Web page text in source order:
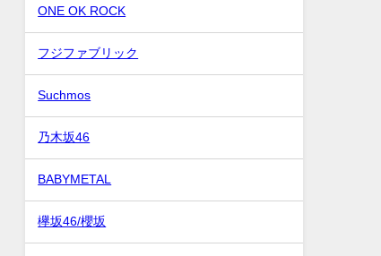
ONE OK ROCK
フジファブリック
Suchmos
乃木坂46
BABYMETAL
欅坂46/櫻坂